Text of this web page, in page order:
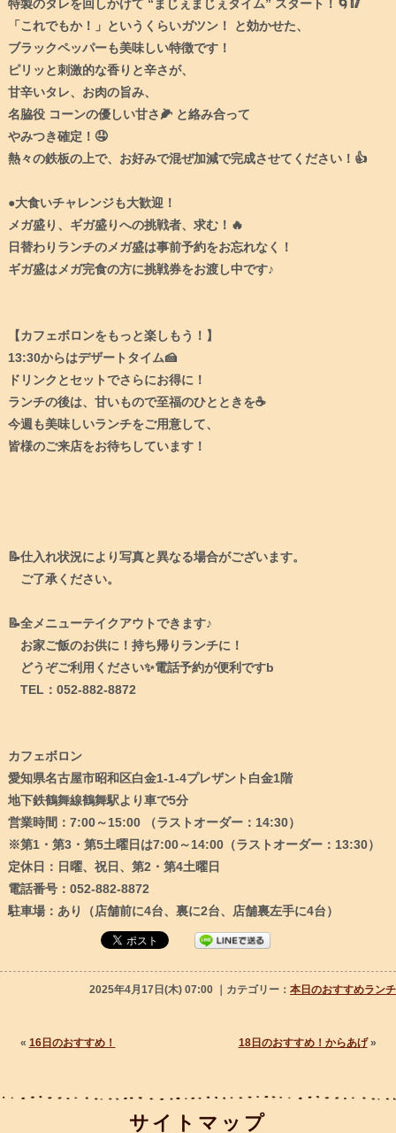
特製のタレを回しかけて “まじぇまじぇタイム” スタート！🌀🥢
「これでもか！」というくらいガツン！ と効かせた、
ブラックペッパーも美味しい特徴です！
ピリッと刺激的な香りと辛さが、
甘辛いタレ、お肉の旨み、
名脇役 コーンの優しい甘さ🌽 と絡み合って
やみつき確定！🤤
熱々の鉄板の上で、お好みで混ぜ加減で完成させてください！👍
●大食いチャレンジも大歓迎！
メガ盛り、ギガ盛りへの挑戦者、求む！🔥
日替わりランチのメガ盛は事前予約をお忘れなく！
ギガ盛はメガ完食の方に挑戦券をお渡し中です♪
【カフェボロンをもっと楽しもう！】
13:30からはデザートタイム🍰
ドリンクとセットでさらにお得に！
ランチの後は、甘いもので至福のひとときを☕
今週も美味しいランチをご用意して、
皆様のご来店をお待ちしています！
📝仕入れ状況により写真と異なる場合がございます。
ご了承ください。
📝全メニューテイクアウトできます♪
お家ご飯のお供に！持ち帰りランチに！
どうぞご利用ください✨電話予約が便利ですb
TEL：052-882-8872
カフェボロン
愛知県名古屋市昭和区白金1-1-4プレザント白金1階
地下鉄鶴舞線鶴舞駅より車で5分
営業時間：7:00～15:00 （ラストオーダー：14:30）
※第1・第3・第5土曜日は7:00～14:00（ラストオーダー：13:30）
定休日：日曜、祝日、第2・第4土曜日
電話番号：052-882-8872
駐車場：あり（店舗前に4台、裏に2台、店舗裏左手に4台）
2025年4月17日(木) 07:00 ｜カテゴリー： 本日のおすすめランチ
« 16日のおすすめ！ 18日のおすすめ！からあげ»
サイトマップ